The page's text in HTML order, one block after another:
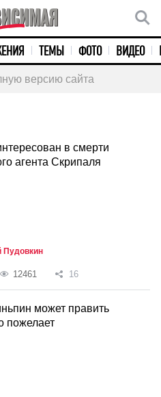
ТЕМЫ ФОТО ВИДЕО
версию сайта
в смерти
агента Скрипаля
Пудовкин
12461 16
может править
пожелает